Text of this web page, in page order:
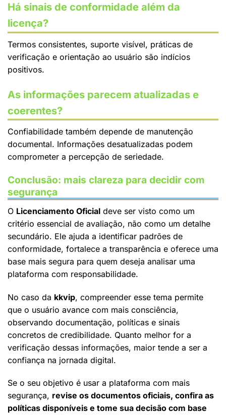
Há sinais de conformidade além da
licença?
Termos consistentes, suporte visível, práticas de
verificação e orientação ao usuário são indícios
positivos.
As informações parecem atualizadas e
coerentes?
Confiabilidade também depende de manutenção
documental. Informações desatualizadas podem
comprometer a percepção de seriedade.
Conclusão: mais clareza para decidir com
segurança
O Licenciamento Oficial deve ser visto como um
critério essencial de avaliação, não como um detalhe
secundário. Ele ajuda a identificar padrões de
conformidade, fortalece a transparência e oferece uma
base mais segura para quem deseja analisar uma
plataforma com responsabilidade.
No caso da kkvip, compreender esse tema permite
que o usuário avance com mais consciência,
observando documentação, políticas e sinais
concretos de credibilidade. Quanto melhor for a
verificação dessas informações, maior tende a ser a
confiança na jornada digital.
Se o seu objetivo é usar a plataforma com mais
segurança, revise os documentos oficiais, confira as
políticas disponíveis e tome sua decisão com base